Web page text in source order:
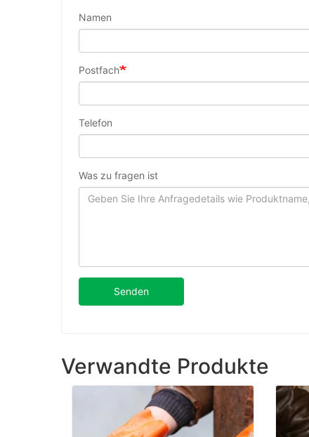
Namen
Postfach
Telefon
Was zu fragen ist
Senden
Verwandte Produkte